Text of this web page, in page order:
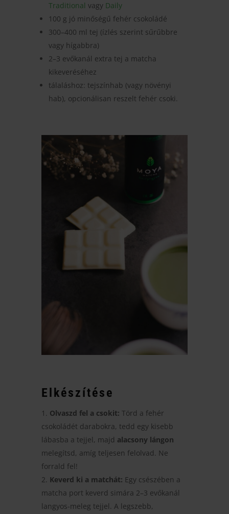
Traditional vagy Daily
100 g jó minőségű fehér csokoládé
300–400 ml tej (ízlés szerint sűrűbbre
vagy hígabbra)
2–3 evőkanál extra tej a matcha
kikeveréséhez
tálaláshoz: tejszínhab (vagy növényi
hab), opcionálisan reszelt fehér csoki.
Elkészítése
Olvaszd fel a csokit: Törd a fehér
csokoládét darabokra, tedd egy kisebb
lábasba a tejjel, majd alacsony lángon
melegítsd, amíg teljesen felolvad. Ne
forrald fel!
Keverd ki a matchát: Egy csészében a
matcha port keverd simára 2–3 evőkanál
langyos-meleg tejjel. A legszebb,